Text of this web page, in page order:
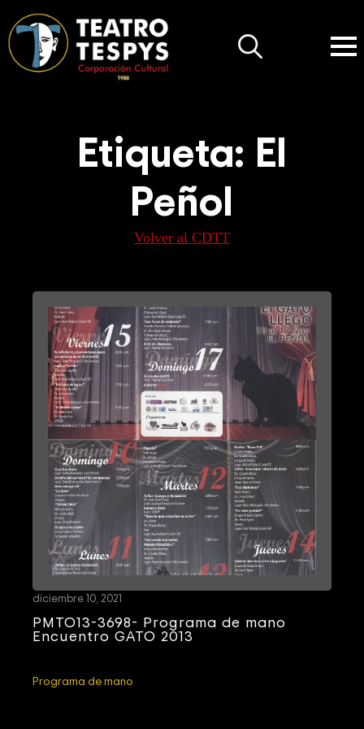
Etiqueta: El
Peñol
Volver al CDTT
PMTO13-3698- Programa de mano
Encuentro GATO 2013
diciembre 10, 2021
Programa de mano